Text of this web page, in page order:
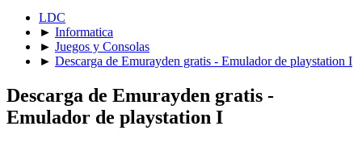
LDC
► Informatica
► Juegos y Consolas
► Descarga de Emurayden gratis - Emulador de playstation I
Descarga de Emurayden gratis -
Emulador de playstation I